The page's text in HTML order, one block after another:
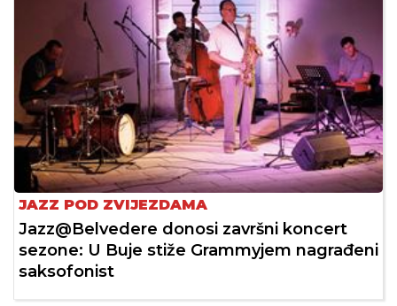
JAZZ POD ZVIJEZDAMA
Jazz@Belvedere donosi završni koncert
sezone: U Buje stiže Grammyjem nagrađeni
saksofonist